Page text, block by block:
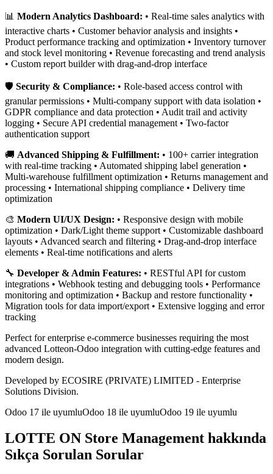
📊 Modern Analytics Dashboard: • Real-time sales analytics with
interactive charts • Customer behavior analysis and insights •
Product performance tracking and optimization • Inventory turnover
and stock level monitoring • Revenue forecasting and trend analysis
• Custom report builder with drag-and-drop interface
🛡️ Security & Compliance: • Role-based access control with
granular permissions • Multi-company support with data isolation •
GDPR compliance and data protection • Audit trail and activity
logging • Secure API credential management • Two-factor
authentication support
🚚 Advanced Shipping & Fulfillment: • 100+ carrier integration
with real-time tracking • Automated shipping label generation •
Multi-warehouse fulfillment optimization • Returns management and
processing • International shipping compliance • Delivery time
optimization
🎨 Modern UI/UX Design: • Responsive design with mobile
optimization • Dark/Light theme support • Customizable dashboard
layouts • Advanced search and filtering • Drag-and-drop interface
elements • Real-time notifications and alerts
🔧 Developer & Admin Features: • RESTful API for custom
integrations • Webhook testing and debugging tools • Performance
monitoring and optimization • Backup and restore functionality •
Migration tools for data import/export • Extensive logging and error
tracking
Perfect for enterprise e-commerce businesses requiring the most
advanced Lotteon-Odoo integration with cutting-edge features and
modern design.
Developed by ECOSIRE (PRIVATE) LIMITED - Enterprise
Solutions Division.
Odoo 17 ile uyumluOdoo 18 ile uyumluOdoo 19 ile uyumlu
LOTTE ON Store Management hakkında
Sıkça Sorulan Sorular